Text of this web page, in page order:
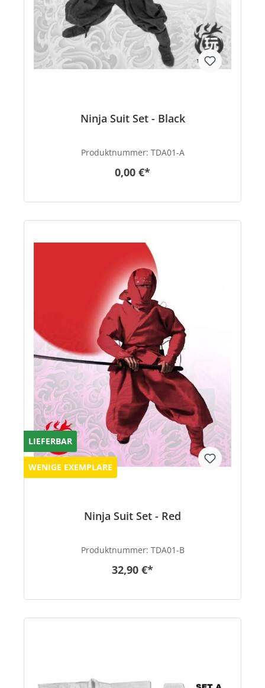
Ninja Suit Set - Black
Produktnummer: TDA01-A
0,00 €*
LIEFERBAR
WENIGE EXEMPLARE
Ninja Suit Set - Red
Produktnummer: TDA01-B
32,90 €*